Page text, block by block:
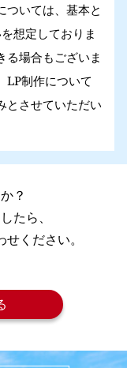
ついては、基本と
想定しておりま
る場合もございま
LP制作について
とさせていただい
？
たら、
ください。